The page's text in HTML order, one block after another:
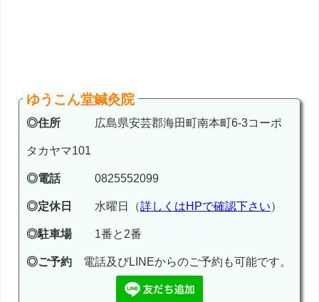
ゆうこん堂鍼灸院
◎住所 広島県安芸郡海田町南本町6-3コーポ
タカヤマ101
◎電話0825552099
◎定休日 水曜日（詳しくはHPで確認下さい）
◎駐車場1番と2番
◎ご予約 電話及びLINEからのご予約も可能です。